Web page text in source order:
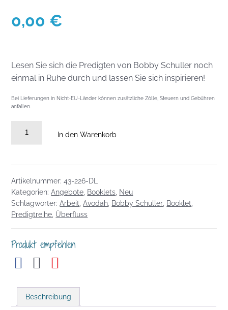
0,00 €
Lesen Sie sich die Predigten von Bobby Schuller noch
einmal in Ruhe durch und lassen Sie sich inspirieren!
Bei Lieferungen in Nicht-EU-Länder können zusätzliche Zölle, Steuern und Gebühren
anfallen.
Gott
Dein
Bestes!
-
Download
In den Warenkorb
Artikelnummer:43-226-DL
Kategorien:Angebote Booklets Neu
Schlagwörter:Arbeit ,Avodah Bobby Schuller Booklet
Predigtreihe Überfluss
Produkt empfehlen
Beschreibung